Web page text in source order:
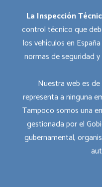
La Inspección
control técnico que
los vehículos en
normas de seguridad
Nuestra web es
representa a ninguna
Tampoco somos una
gestionada por el
gubernamental,